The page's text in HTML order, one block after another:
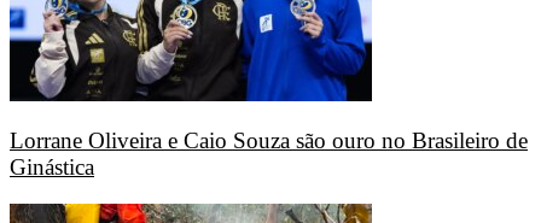
Lorrane Oliveira e Caio Souza são ouro no Brasileiro de
Ginástica